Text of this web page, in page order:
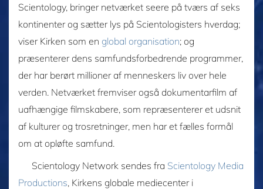
Scientology, bringer netværket seere på tværs af seks
kontinenter og sætter lys på Scientologisters hverdag;
viser Kirken som en global organisation; og
præsenterer dens samfundsforbedrende programmer,
der har berørt millioner af menneskers liv over hele
verden. Netværket fremviser også dokumentarfilm af
uafhængige filmskabere, som repræsenterer et udsnit
af kulturer og trosretninger, men har et fælles formål
om at opløfte samfund.
Scientology Network sendes fra Scientology Media
Productions, Kirkens globale mediecenter i